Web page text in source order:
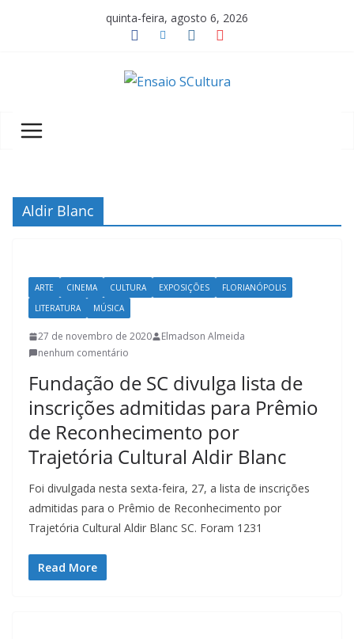
quinta-feira, agosto 6, 2026
a
c
u
l
t
u
r
a
c
t
a
r
Aldir Blanc
ARTE CINEMA CULTURA EXPOSIÇÕES
FLORIANÓPOLIS
LITERATURA
MÚSICA
27 de novembro de 2020
Elmadson Almeida
nenhum comentário
Fundação de SC divulga lista de
inscrições admitidas para Prêmio
de Reconhecimento por
Trajetória Cultural Aldir Blanc
Foi divulgada nesta sexta-feira, 27, a lista de inscrições
admitidas para o Prêmio de Reconhecimento por
Trajetória Cultural Aldir Blanc SC. Foram 1231
Read More